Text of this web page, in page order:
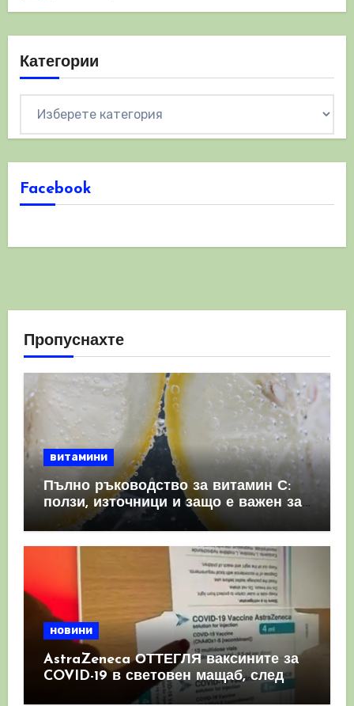
Категории
Facebook
Пропуснахте
витамини
Пълно ръководство за витамин С:
ползи, източници и защо е важен за
имунната система
новини
AstraZeneca ОТТЕГЛЯ ваксините за
COVID-19 в световен мащаб, след
като призна, че те причиняват